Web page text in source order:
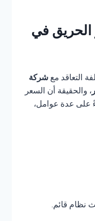
الحريق في
التعاقد مع شركة
، والحقيقة أن السعر
على عدة عوامل،
نظام قائم.